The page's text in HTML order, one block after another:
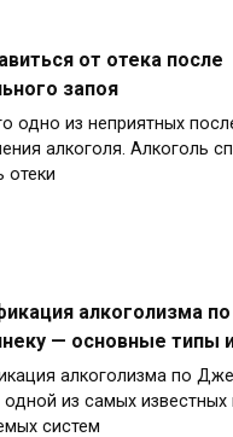
от отека после
запоя
одно из неприятных
алкоголя. Алкоголь
отеки
алкоголизма по
— основные типы
алкоголизма по
одной из самых
систем